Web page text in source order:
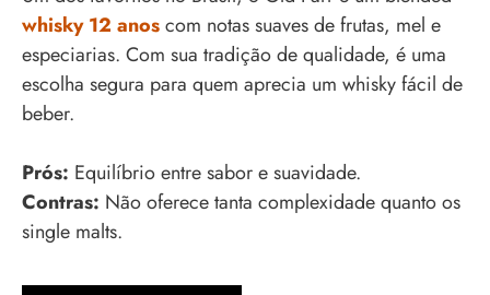
whisky 12 anoscom notas suaves de frutas, mel e
especiarias. Com sua tradição de qualidade, é uma
escolha segura para quem aprecia um whisky fácil de
beber.
Prós: Equilíbrio entre sabor e suavidade.
Contras: Não oferece tanta complexidade quanto os
single malts.